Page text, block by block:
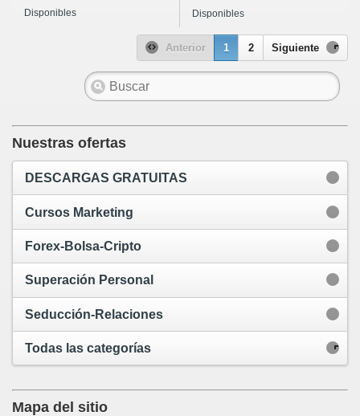
Disponibles Disponibles
Anterior 1 2 Siguiente
Nuestras ofertas
DESCARGAS GRATUITAS
Cursos Marketing
Forex-Bolsa-Cripto
Superación Personal
Seducción-Relaciones
Todas las categorías
Mapa del sitio